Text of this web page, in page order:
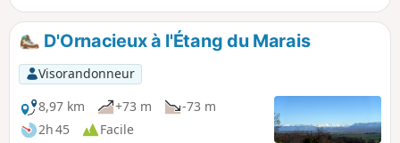
D'Ornacieux à l'Étang du Marais
Visorandonneur
8,97 km
+73 m
-73 m
2h 45
Facile